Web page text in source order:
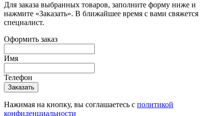
Для заказа выбранных товаров, заполните форму ниже и
нажмите «Заказать». В ближайшее время с вами свяжется
специалист.
Оформить заказ
Имя
Телефон
Нажимая на кнопку, вы соглашаетесь с политикой
конфиденциальности